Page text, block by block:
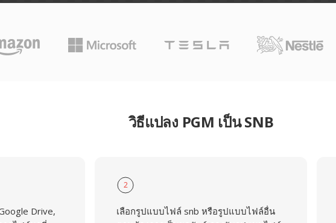
วิธีแปลง PGM เป็น SNB
Drive,
2
เลือกรูปแบบไฟล์ snb หรือรูปแบบไฟล์อื่น